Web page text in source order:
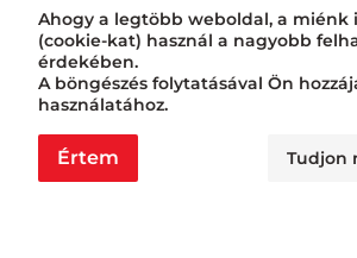
Ahogy a legtöbb weboldal, a miénk
(cookie-kat) használ a nagyobb
érdekében.
A böngészés folytatásával Ön
használatához.
Értem Tudjon